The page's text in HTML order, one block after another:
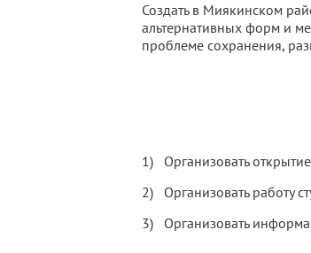
Создать в Миякинском
альтернативных форм и
проблеме сохранения,
Организовать
Организовать работу
Организовать